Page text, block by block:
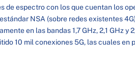
de espectro con los que cuentan los
NSA (sobre redes existentes
en las bandas 1,7 GHz, 2,1 GHz y
10 mil conexiones 5G, las cuales